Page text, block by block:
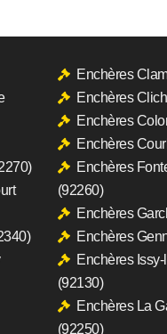
Enchères
Enchères
Enchères
Enchères
Enchères
(92260)
Enchères
Enchères
Enchères
(92130)
Enchères La
(92250)